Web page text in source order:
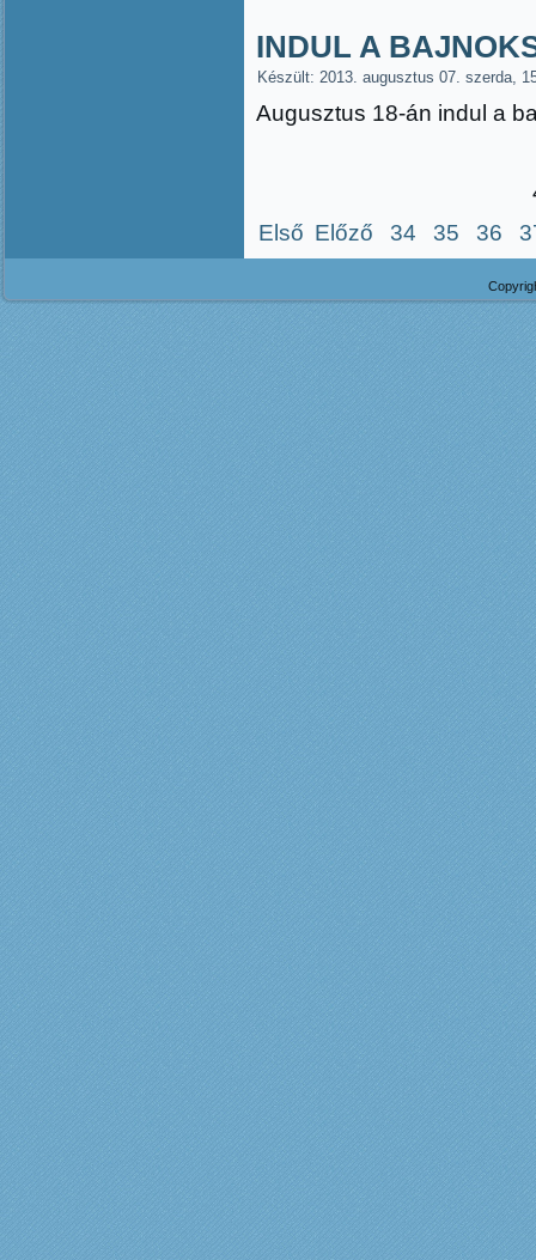
INDUL A
Készült: 2013. augusztus 07. szerda,
Augusztus 18-án indul a
Első Előző 34 35 36